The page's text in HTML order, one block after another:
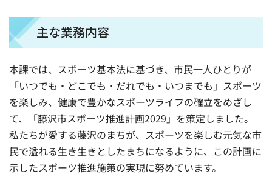
主な業務内容
本課では、スポーツ基本法に基づき、市民一人ひとりが
「いつでも・どこでも・だれでも・いつまでも」スポーツ
を楽しみ、健康で豊かなスポーツライフの確立をめざし
て、「藤沢市スポーツ推進計画2029」を策定しました。
私たちが愛する藤沢のまちが、スポーツを楽しむ元気な市
民で溢れる生き生きとしたまちになるように、この計画に
示したスポーツ推進施策の実現に努めています。